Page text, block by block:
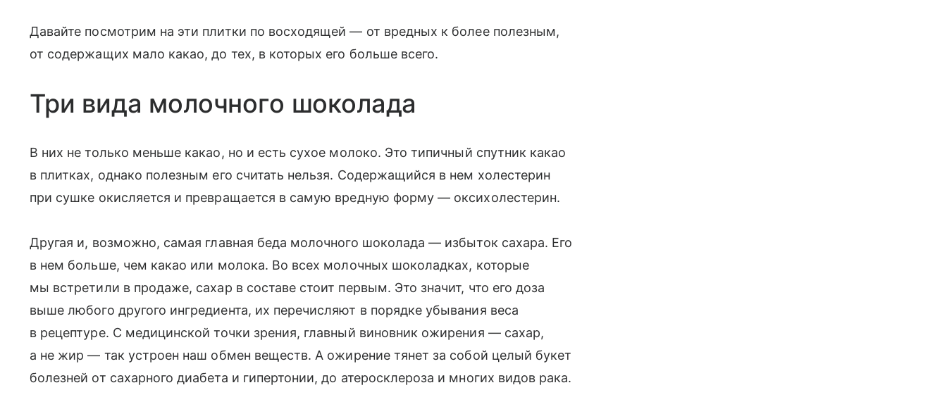
Давайте посмотрим на эти плитки по восходящей — от вредных к более полезным,
от содержащих мало какао, до тех, в которых его больше всего.
Три вида молочного шоколада
В них не только меньше какао, но и есть сухое молоко. Это типичный спутник какао
в плитках, однако полезным его считать нельзя. Содержащийся в нем холестерин
при сушке окисляется и превращается в самую вредную форму — оксихолестерин.
Другая и, возможно, самая главная беда молочного шоколада — избыток сахара. Его
в нем больше, чем какао или молока. Во всех молочных шоколадках, которые
мы встретили в продаже, сахар в составе стоит первым. Это значит, что его доза
выше любого другого ингредиента, их перечисляют в порядке убывания веса
в рецептуре. С медицинской точки зрения, главный виновник ожирения — сахар,
а не жир — так устроен наш обмен веществ. А ожирение тянет за собой целый букет
болезней от сахарного диабета и гипертонии, до атеросклероза и многих видов рака.